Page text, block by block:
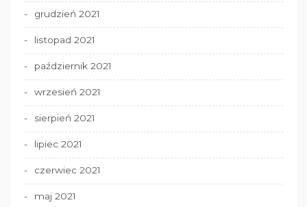
grudzień 2021
listopad 2021
październik 2021
wrzesień 2021
sierpień 2021
lipiec 2021
czerwiec 2021
maj 2021